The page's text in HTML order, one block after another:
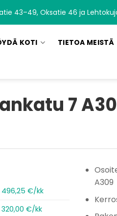
43–49, Oksatie 46 ja
KOTI TIETOA MEISTÄ
7
496,25 €/kk
320,00 €/kk
A309